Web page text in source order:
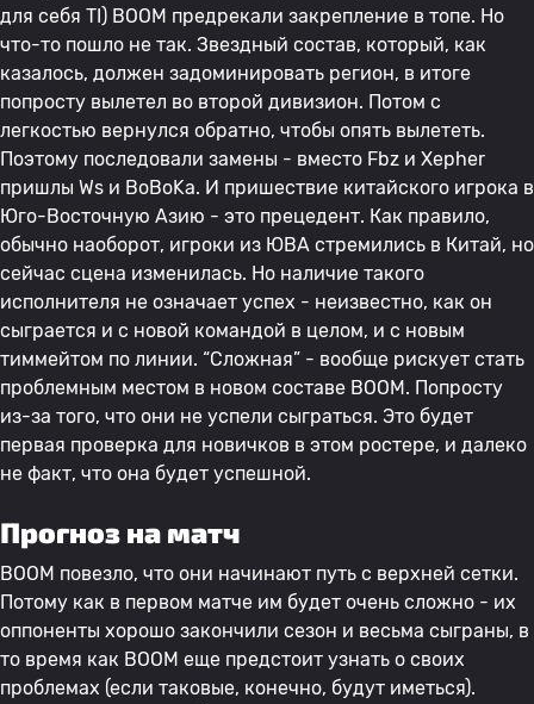
для себя TI) BOOM предрекали закрепление в топе. Но
что-то пошло не так. Звездный состав, который, как
казалось, должен задоминировать регион, в итоге
попросту вылетел во второй дивизион. Потом с
легкостью вернулся обратно, чтобы опять вылететь.
Поэтому последовали замены - вместо Fbz и Xepher
пришлы Ws и BoBoKa. И пришествие китайского игрока в
Юго-Восточную Азию - это прецедент. Как правило,
обычно наоборот, игроки из ЮВА стремились в Китай, но
сейчас сцена изменилась. Но наличие такого
исполнителя не означает успех - неизвестно, как он
сыграется и с новой командой в целом, и с новым
тиммейтом по линии. “Сложная” - вообще рискует стать
проблемным местом в новом составе BOOM. Попросту
из-за того, что они не успели сыграться. Это будет
первая проверка для новичков в этом ростере, и далеко
не факт, что она будет успешной.
Прогноз на матч
BOOM повезло, что они начинают путь с верхней сетки.
Потому как в первом матче им будет очень сложно - их
оппоненты хорошо закончили сезон и весьма сыграны, в
то время как BOOM еще предстоит узнать о своих
проблемах (если таковые, конечно, будут иметься).